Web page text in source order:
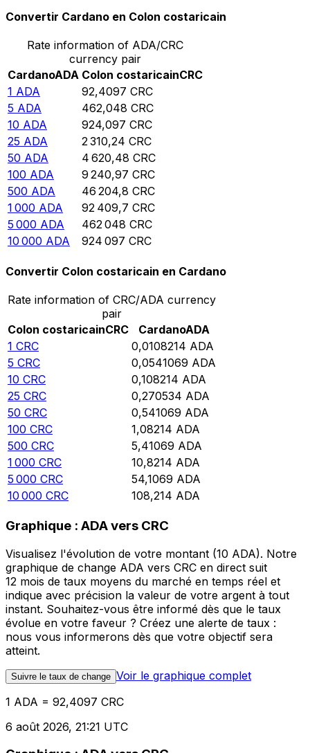
Convertir Cardano en Colon costaricain
Rate information of ADA/CRC
currency pair
CardanoADA Colon costaricainCRC
1 ADA 92,4097 CRC
5 ADA 462,048 CRC
10 ADA 924,097 CRC
25 ADA 2 310,24 CRC
50 ADA 4 620,48 CRC
100 ADA 9 240,97 CRC
500 ADA 46 204,8 CRC
1 000 ADA 92 409,7 CRC
5 000 ADA 462 048 CRC
10 000 ADA 924 097 CRC
Convertir Colon costaricain en Cardano
Rate information of CRC/ADA currency
pair
Colon costaricainCRC CardanoADA
1 CRC 0,0108214 ADA
5 CRC 0,0541069 ADA
10 CRC 0,108214 ADA
25 CRC 0,270534 ADA
50 CRC 0,541069 ADA
100 CRC 1,08214 ADA
500 CRC 5,41069 ADA
1 000 CRC 10,8214 ADA
5 000 CRC 54,1069 ADA
10 000 CRC 108,214 ADA
Graphique : ADA vers CRC
Visualisez l'évolution de votre montant (10 ADA). Notre
graphique de change ADA vers CRC en direct suit
12 mois de taux moyens du marché en temps réel et
indique avec précision la valeur de votre argent à tout
instant. Souhaitez-vous être informé dès que le taux
évolue en votre faveur ? Créez une alerte de taux :
nous vous informerons dès que votre objectif sera
atteint.
Suivre le taux de change Voir le graphique complet
1 ADA = 92,4097 CRC
6 août 2026, 21:21 UTC